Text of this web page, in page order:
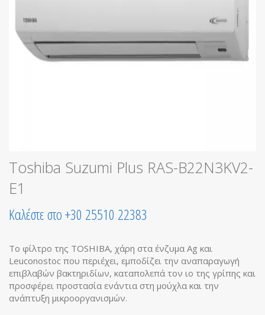
Toshiba Suzumi Plus RAS-B22N3KV2-
E1
Καλέστε στο +30 25510 22383
Το φίλτρο της TOSHIBA, χάρη στα ένζυμα Ag και
Leuconostoc που περιέχει, εμποδίζει την αναπαραγωγή
επιβλαβών βακτηριδίων, καταπολεπά τον ιο της γρίπης και
προσφέρει προστασία ενάντια στη μούχλα και την
ανάπτυξη μικροοργανισμών.